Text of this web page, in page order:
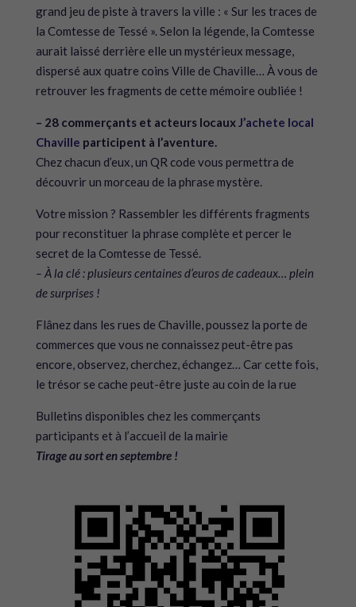
grand jeu de piste à travers la ville : « Sur les traces de
la Comtesse de Tessé ». Selon la légende, la Comtesse
aurait laissé derrière elle un mystérieux message,
dispersé aux quatre coins Ville de Chaville… À vous de
retrouver les fragments de cette mémoire oubliée !
– 28 commerçants et acteurs locauxJ’achete local
Chaville participent à l’aventure.
Chez chacun d’eux, un QR code vous permettra de
découvrir un morceau de la phrase mystère.
Votre mission ? Rassembler les différents fragments
pour reconstituer la phrase complète et percer le
secret de la Comtesse de Tessé.
– À la clé : plusieurs centaines d’euros de cadeaux… plein
de surprises !
Flânez dans les rues de Chaville, poussez la porte de
commerces que vous ne connaissez peut-être pas
encore, observez, cherchez, échangez… Car cette fois,
le trésor se cache peut-être juste au coin de la rue
Bulletins disponibles chez les commerçants
participants et à l’accueil de la mairie
Tirage au sort en septembre !